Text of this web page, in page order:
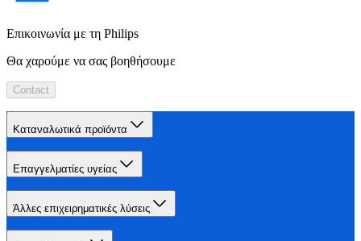
Επικοινωνία με τη Philips
Θα χαρούμε να σας βοηθήσουμε
Contact
Καταναλωτικά προϊόντα
Επαγγελματίες υγείας
Άλλες επιχειρηματικές λύσεις